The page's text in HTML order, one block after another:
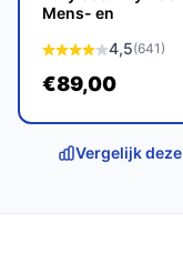
Mens- en
4,5(641)
€89,00
Vergelijk